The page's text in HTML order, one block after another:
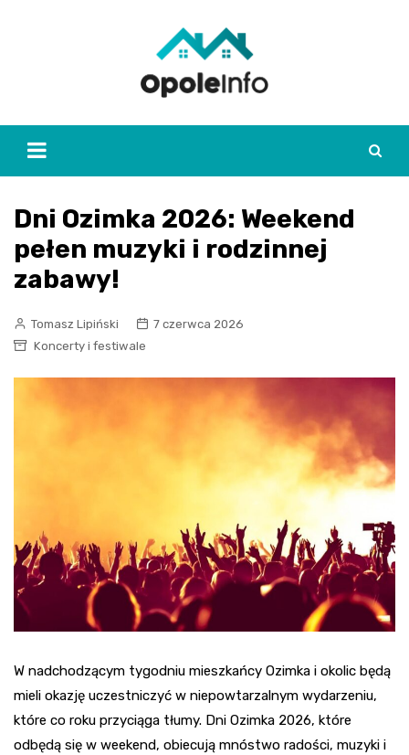
Dni Ozimka 2026: Weekend
pełen muzyki i rodzinnej
zabawy!
Tomasz Lipiński
7 czerwca 2026
Koncerty i festiwale
W nadchodzącym tygodniu mieszkańcy Ozimka i okolic będą
mieli okazję uczestniczyć w niepowtarzalnym wydarzeniu,
które co roku przyciąga tłumy. Dni Ozimka 2026, które
odbędą się w weekend, obiecują mnóstwo radości, muzyki i